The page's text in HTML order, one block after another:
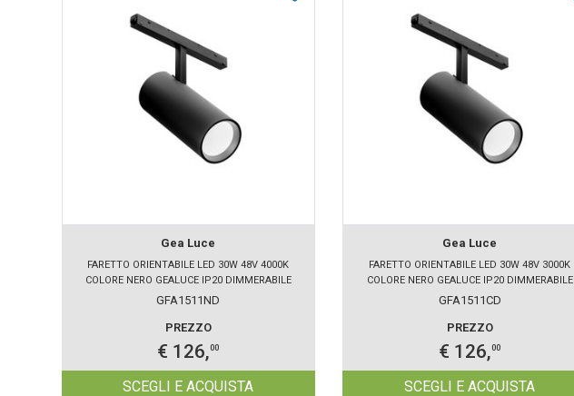
Gea Luce
FARETTO ORIENTABILE LED 30W 48V 4000K
COLORE NERO GEALUCE IP20 DIMMERABILE
GFA1511ND
PREZZO
€ 126,00
SCEGLI E ACQUISTA
Gea Luce
FARETTO ORIENTABILE LED 30W 48V 3000K
COLORE NERO GEALUCE IP20 DIMMERABILE
GFA1511CD
PREZZO
€ 126,00
SCEGLI E ACQUISTA